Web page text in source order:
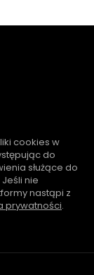
cookies w
do
służące do
nie
nastąpi z
prywatności.